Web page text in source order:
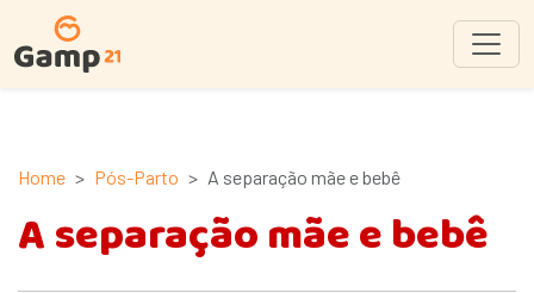
Home Pós-Parto A separação mãe e bebê
A separação mãe e bebê